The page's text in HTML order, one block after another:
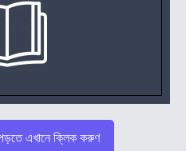
এখানে ক্লিক করুণ